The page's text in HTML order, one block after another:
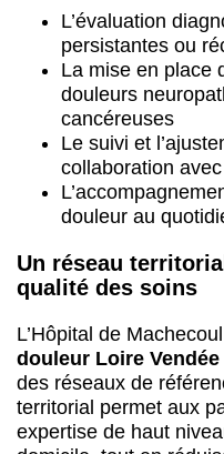
L’évaluation
persistantes ou
La mise en place
douleurs
cancéreuses
Le suivi et
collaboration
douleur au
Un réseau
qualité des soins
L’Hôpital de
douleur Loire Vendée
des réseaux de
territorial permet aux
expertise de haut